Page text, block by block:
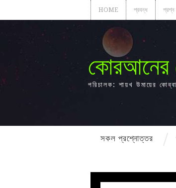
HOME প্রবন্ধ
কোরআনের
পরিচালক: শায়খ উমায়ের
সকল প্রশ্নোত্তর